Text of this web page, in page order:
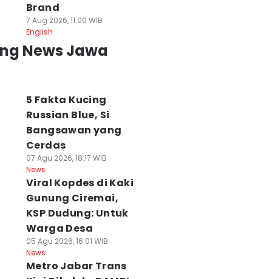
Brand
7 Aug 2026, 11:00 WIB
English
News Jawa
5 Fakta Kucing
Russian Blue, Si
Bangsawan yang
Cerdas
07 Agu 2026, 18:17 WIB
News
Viral Kopdes di Kaki
Gunung Ciremai,
KSP Dudung: Untuk
Warga Desa
05 Agu 2026, 16:01 WIB
News
Metro Jabar Trans